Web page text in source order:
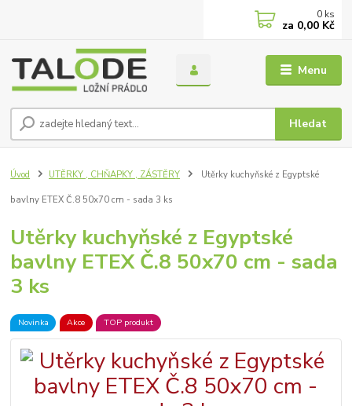
Menu
Hledat
0 ks
za 0,00 Kč
Úvod UTĚRKY , CHŇAPKY , ZÁSTĚRY Utěrky kuchyňské z Egyptské
bavlny ETEX Č.8 50x70 cm - sada 3 ks
Utěrky kuchyňské z Egyptské
bavlny ETEX Č.8 50x70 cm - sada
3 ks
Novinka Akce TOP produkt